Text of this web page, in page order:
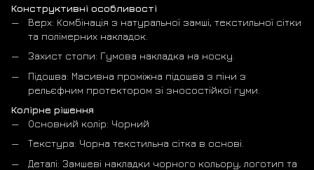
Конструктивні особливості
Верх: Комбінація з натуральної замші, текстильної сітки
та полімерних накладок.
Захист стопи: Гумова накладка на носку.
Підошва: Масивна проміжна підошва з піни з
рельєфним протектором зі зносостійкої гуми.
Колірне рішення
Основний колір: Чорний
Текстура: Чорна текстильна сітка в основі.
Деталі: Замшеві накладки чорного кольору, логотип та